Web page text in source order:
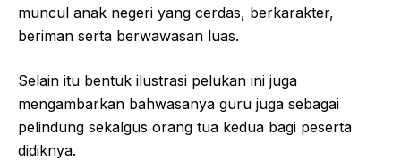
muncul anak negeri yang cerdas, berkarakter,
beriman serta berwawasan luas.
Selain itu bentuk ilustrasi pelukan ini juga
mengambarkan bahwasanya guru juga sebagai
pelindung sekalgus orang tua kedua bagi peserta
didiknya.